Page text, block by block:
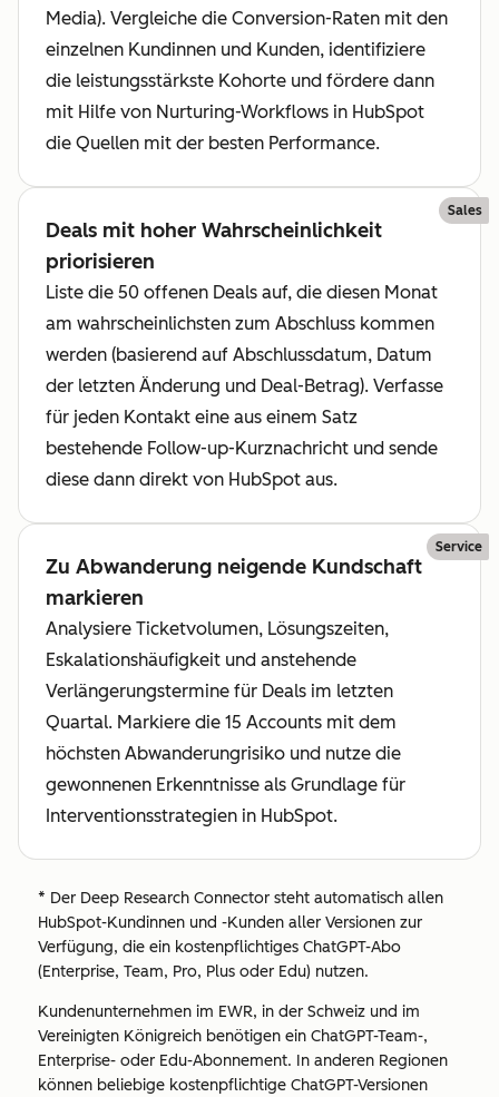
Media). Vergleiche die Conversion-Raten mit den
einzelnen Kundinnen und Kunden, identifiziere
die leistungsstärkste Kohorte und fördere dann
mit Hilfe von Nurturing-Workflows in HubSpot
die Quellen mit der besten Performance.
Sales
Deals mit hoher Wahrscheinlichkeit
priorisieren
Liste die 50 offenen Deals auf, die diesen Monat
am wahrscheinlichsten zum Abschluss kommen
werden (basierend auf Abschlussdatum, Datum
der letzten Änderung und Deal-Betrag). Verfasse
für jeden Kontakt eine aus einem Satz
bestehende Follow-up-Kurznachricht und sende
diese dann direkt von HubSpot aus.
Service
Zu Abwanderung neigende Kundschaft
markieren
Analysiere Ticketvolumen, Lösungszeiten,
Eskalationshäufigkeit und anstehende
Verlängerungstermine für Deals im letzten
Quartal. Markiere die 15 Accounts mit dem
höchsten Abwanderungrisiko und nutze die
gewonnenen Erkenntnisse als Grundlage für
Interventionsstrategien in HubSpot.
* Der Deep Research Connector steht automatisch allen
HubSpot-Kundinnen und -Kunden aller Versionen zur
Verfügung, die ein kostenpflichtiges ChatGPT-Abo
(Enterprise, Team, Pro, Plus oder Edu) nutzen.
Kundenunternehmen im EWR, in der Schweiz und im
Vereinigten Königreich benötigen ein ChatGPT-Team-,
Enterprise- oder Edu-Abonnement. In anderen Regionen
können beliebige kostenpflichtige ChatGPT-Versionen